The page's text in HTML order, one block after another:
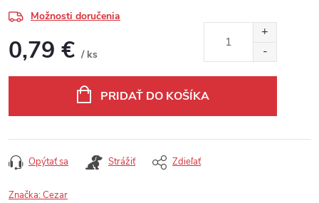
Možnosti doručenia
0,79 € / ks
PRIDAŤ DO KOŠÍKA
Opýtať sa Strážiť Zdieľať
Značka:Cezar